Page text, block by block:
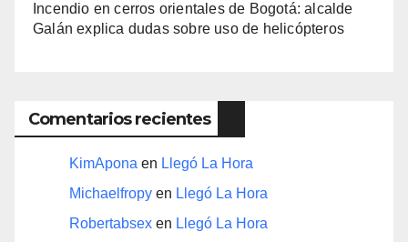
Incendio en cerros orientales de Bogotá: alcalde
Galán explica dudas sobre uso de helicópteros
Comentarios recientes
KimApona en Llegó La Hora
Michaelfropy en Llegó La Hora
Robertabsex en Llegó La Hora